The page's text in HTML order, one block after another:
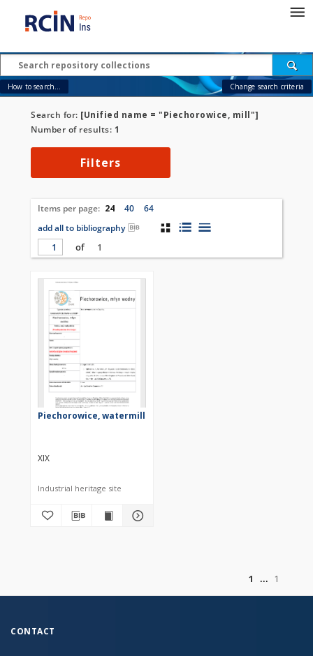
How to search... Change search criteria
Search for: [Unified name = "Piechorowice, mill"]
Number of results: 1
Filters
Items per page: 24 40
64
add all to bibliography
of
1
Piechorowice, watermill
XIX
Industrial heritage site
1
1
CONTACT